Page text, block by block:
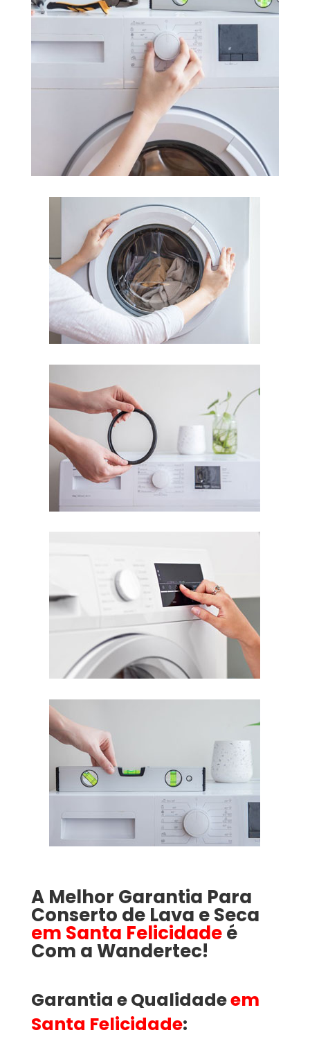
A Melhor Garantia Para
Conserto de Lava e Seca
em Santa Felicidadeé
Com a Wandertec!
Garantia e Qualidadeem
Santa Felicidade: